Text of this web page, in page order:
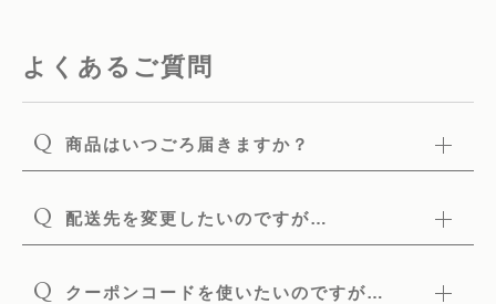
よくあるご質問
Q 商品はいつごろ届きますか？
Q 配送先を変更したいのですが…
Q クーポンコードを使いたいのですが…